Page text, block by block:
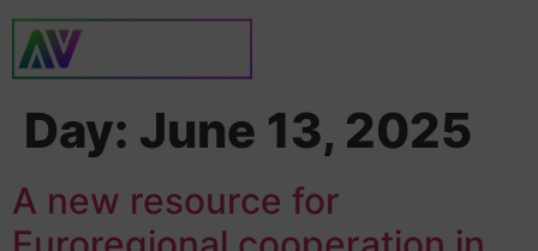
Day: June 13, 2025
A new resource for